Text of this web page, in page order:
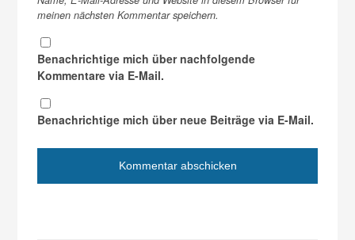
meinen nächsten Kommentar speichern.
Benachrichtige mich über nachfolgende
Kommentare via E-Mail.
Benachrichtige mich über neue Beiträge via E-Mail.